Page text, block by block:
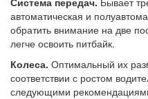
автоматическая и
обратить внимание на две
легче освоить питбайк.
Колеса. Оптимальный их
соответствии с ростом
следующими